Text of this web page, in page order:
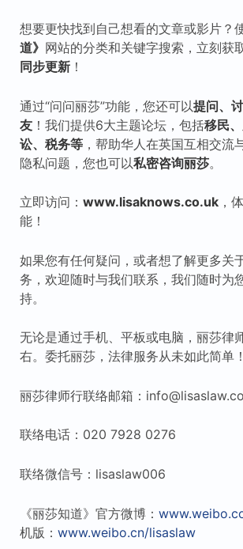
想要更快找到自己想看的文章或影片？
道》 网站的分类和关键字搜索，立刻获
同步更新！
通过“问问丽莎”功能，您还可以提问、
友！我们提供6大主题论坛，包括移民
讼、税务等，帮助华人在英国互相交流
隐私问题，您也可以私密咨询丽莎。
立即访问： www.lisaknows.co.uk，
能！
如果您有任何疑问，或者想了解更多关
务，欢迎随时与我们联系，我们随时为
持。
无论是通过手机、平板或电脑，丽莎律
右。委托丽莎，法律服务从未如此简单！
丽莎律师行联络邮箱：
联络电话：020 7928 0276
联络微信号：lisaslaw006
《丽莎知道》官方微博：
机版： www.weibo.cn/lisaslaw